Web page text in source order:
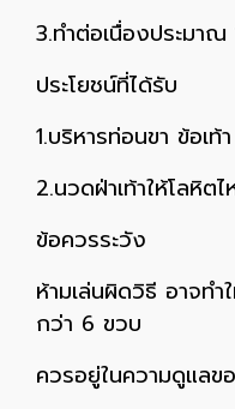
3.ทำต่อเนื่องประมา
ประโยชน์ที่ได้รับ
1.บริหารท่อนขา ข้อเท้า
2.นวดฝ่าเท้าให้โลหิต
ข้อควรระวัง
ห้ามเล่นผิดวิธี อาจทำ
กว่า 6 ขวบ
ควรอยู่ในความดูแล